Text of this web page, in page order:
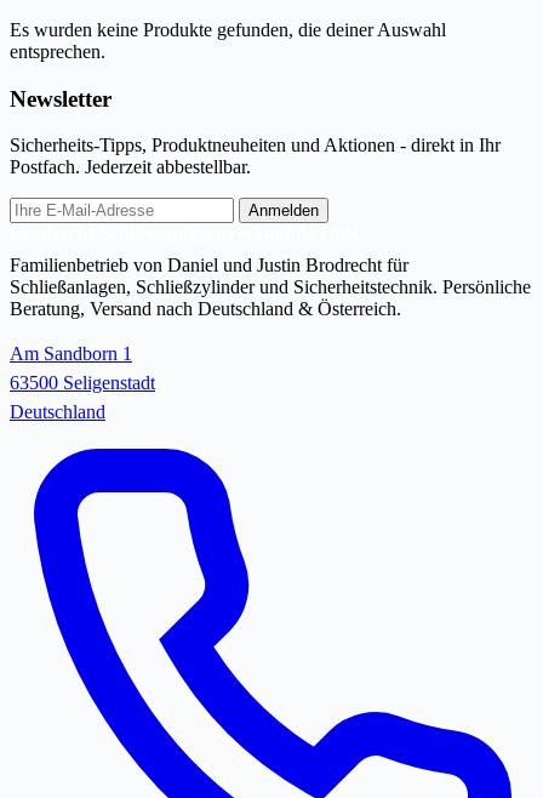
Es wurden keine Produkte gefunden, die deiner Auswahl
entsprechen.
Newsletter
Sicherheits-Tipps, Produktneuheiten und Aktionen - direkt in Ihr
Postfach. Jederzeit abbestellbar.
E-
Mail-
Anmelden
Familienbetrieb von Daniel und Justin Brodrecht für
Schließanlagen, Schließzylinder und Sicherheitstechnik. Persönliche
Beratung, Versand nach Deutschland & Österreich.
Am Sandborn 1
63500 Seligenstadt
Deutschland